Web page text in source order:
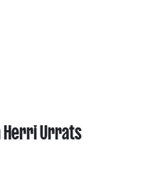
Herri Urrats